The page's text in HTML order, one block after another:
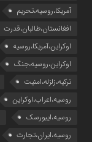
آمریکا،روسیه،تحریم
افغانستان،طالبان،قدرت
اوکراین،آمریکا،روسیه
اوکراین،روسیه،جنگ
ترکیه،زلزله،امنیت
روسیه،اعراب،اوکراین
روسیه،ایبورسک
روسیه،ایران،تجارت